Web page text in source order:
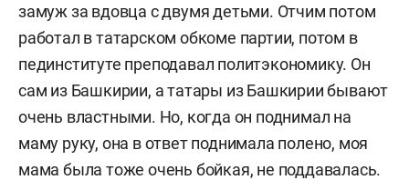
замуж за вдовца с двумя детьми. Отчим потом
работал в татарском обкоме партии, потом в
пединституте преподавал политэкономику. Он
сам из Башкирии, а татары из Башкирии бывают
очень властными. Но, когда он поднимал на
маму руку, она в ответ поднимала полено, моя
мама была тоже очень бойкая, не поддавалась.